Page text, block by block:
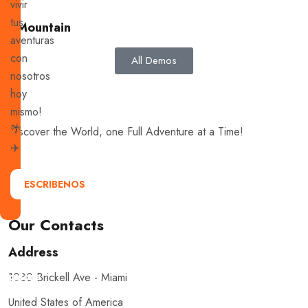
vivir
tus
aventuras
con
nosotros
hoy
mismo!
🌴
✈️
ESCRIBENOS
Explora
con
Mountain
All Demos
Discover the World, one Full Adventure at a Time!
Our Contacts
Address
1080 Brickell Ave - Miami
United States of America